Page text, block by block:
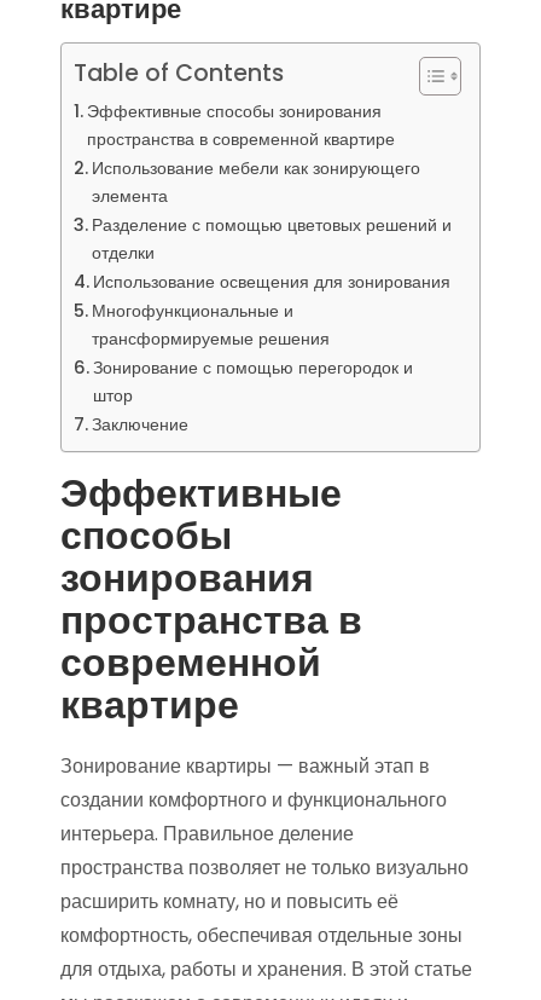
квартире
Table of Contents
Эффективные способы зонирования
пространства в современной квартире
Использование мебели как зонирующего
элемента
Разделение с помощью цветовых решений и
отделки
Использование освещения для зонирования
Многофункциональные и
трансформируемые решения
Зонирование с помощью перегородок и
штор
Заключение
Эффективные
способы
зонирования
пространства в
современной
квартире
Зонирование квартиры — важный этап в
создании комфортного и функционального
интерьера. Правильное деление
пространства позволяет не только визуально
расширить комнату, но и повысить её
комфортность, обеспечивая отдельные зоны
для отдыха, работы и хранения. В этой статье